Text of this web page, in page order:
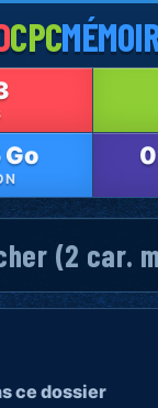
CPC
ce dossier